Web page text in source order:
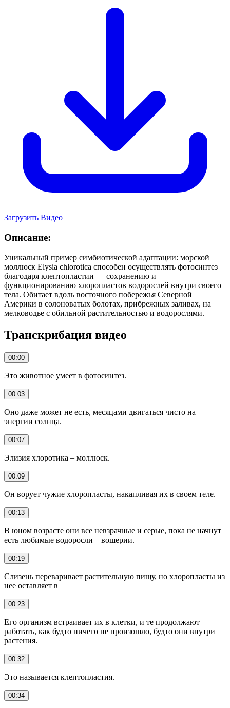
Загрузить Видео
Описание:
Уникальный пример симбиотической адаптации: морской
моллюск Elysia chlorotica способен осуществлять фотосинтез
благодаря клептопластии — сохранению и
функционированию хлоропластов водорослей внутри своего
тела. Обитает вдоль восточного побережья Северной
Америки в солоноватых болотах, прибрежных заливах, на
мелководье с обильной растительностью и водорослями.
Транскрибация видео
00:00
Это животное умеет в фотосинтез.
00:03
Оно даже может не есть, месяцами двигаться чисто на
энергии солнца.
00:07
Элизия хлоротика – моллюск.
00:09
Он ворует чужие хлоропласты, накапливая их в своем теле.
00:13
В юном возрасте они все невзрачные и серые, пока не начнут
есть любимые водоросли – вошерии.
00:19
Слизень переваривает растительную пищу, но хлоропласты из
нее оставляет в
00:23
Его организм встраивает их в клетки, и те продолжают
работать, как будто ничего не произошло, будто они внутри
растения.
00:32
Это называется клептопластия.
00:34